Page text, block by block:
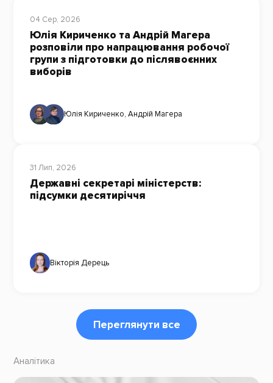
04 Сер, 2026
Юлія Кириченко та Андрій Магера
розповіли про напрацювання робочої
групи з підготовки до післявоєнних
виборів
Юлія Кириченко, Андрій Магера
31 Лип, 2026
Державні секретарі міністерств:
підсумки десятиріччя
Вікторія Дерець
Переглянути все
Аналітика